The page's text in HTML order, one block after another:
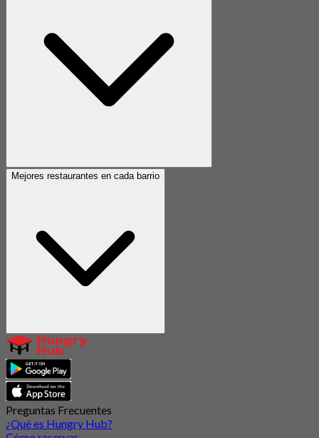
Mejores restaurantes en cada barrio
Preguntas Frecuentes
¿Qué es Hungry Hub?